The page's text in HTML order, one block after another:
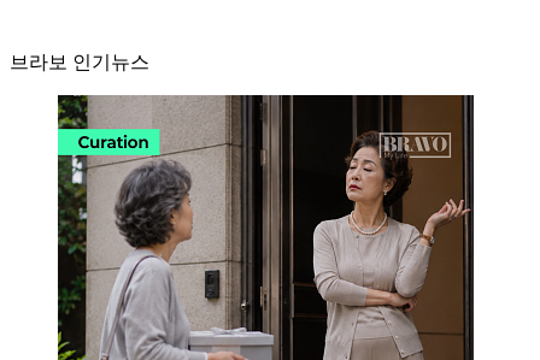
브라보 인기뉴스